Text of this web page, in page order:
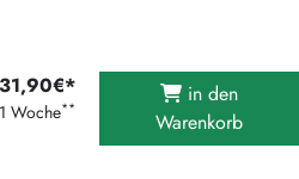
Woche**
in den
Warenkorb